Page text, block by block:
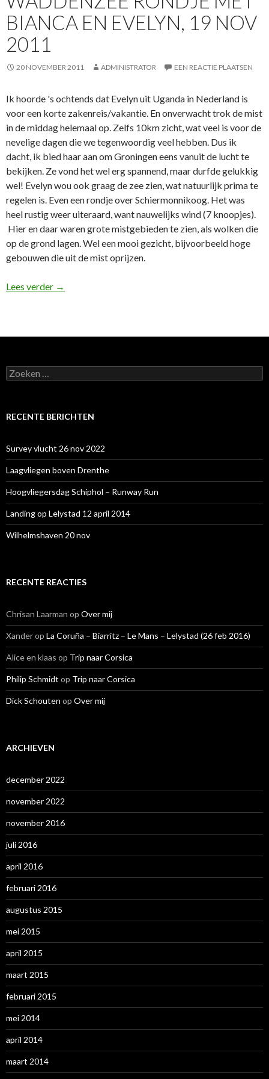
BIANCA EN EVELYN, 19 NOV
2011
20 NOVEMBER 2011 ADMINISTRATOR EEN REACTIE PLAATSEN
Ik hoorde 's ochtends dat Evelyn uit Uganda in Nederland is
voor een korte zakenreis/vakantie. En onverwacht trok de mist
in de middag helemaal op. Zelfs 10km zicht, wat veel is voor de
nevelige dagen die we tegenwoordig veel hebben. Dus ik
dacht, ik bied haar aan om Groningen eens vanuit de lucht te
bekijken. Ze vond het wel erg spannend, maar durfde gelukkig
wel! Evelyn wou ook graag de zee zien, wat natuurlijk prima te
regelen is. Even een rondje over Schiermonnikoog. Het was
heel rustig weer uiteraard, want nauwelijks wind (7 knoopjes).
Hier en daar waren grote mistgebieden te zien, als wolken die
op de grond lagen. Wel een mooi gezicht, bijvoorbeeld hoge
gebouwen die uit de mist oprijzen.
Lees verder Waddenzee rondje met Bianca en Evelyn, 19 nov
→
Zoeken
naar:
RECENTE BERICHTEN
Survey vlucht 26 nov 2022
Laagvliegen boven Drenthe
Hoogvliegersdag Schiphol – Runway Run
Landing op Lelystad 12 april 2014
Wilhelmshaven 20 nov
RECENTE REACTIES
Chrisan Laarman op Over mij
Xanderop La Coruña – Biarritz – Le Mans – Lelystad (26 feb 2016)
Alice en klaas op Trip naar Corsica
Philip Schmidt op Trip naar Corsica
Dick Schouten op Over mij
ARCHIEVEN
december 2022
november 2022
november 2016
juli 2016
april 2016
februari 2016
augustus 2015
mei 2015
april 2015
maart 2015
februari 2015
mei 2014
april 2014
maart 2014